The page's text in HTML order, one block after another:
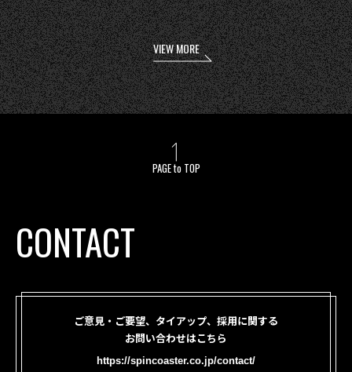
VIEW MORE
PAGE to TOP
CONTACT
ご意見・ご要望、タイアップ、採用に関する
お問い合わせはこちら
https://spincoaster.co.jp/contact/